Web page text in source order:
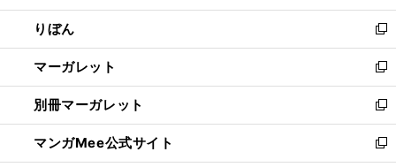
開
く
ウ
で
開
く
ン
ド
ウ
で
開
く
ウ
ィ
ン
ド
ウ
で
開
く
りぼん
新
し
い
ウ
ィ
ン
ド
ウ
マーガレット
新
し
い
ウ
ィ
ン
別冊マーガレット
新
し
い
マンガMee公式サイト
新